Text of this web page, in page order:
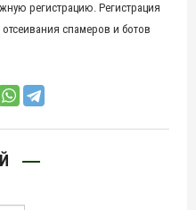
регистрацию. Регистрация
спамеров и ботов